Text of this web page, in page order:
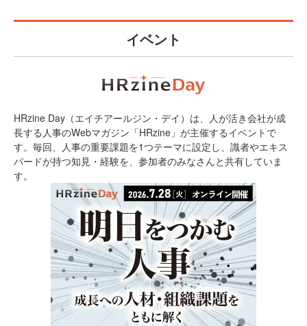
イベント
HRzine Day（エイチアールジン・デイ）は、人が活き会社が成
長する人事のWebマガジン「HRzine」が主催するイベントで
す。毎回、人事の重要課題を1つテーマに設定し、識者やエキス
パードが持つ知見・経験を、参加者のみなさんと共有していま
す。